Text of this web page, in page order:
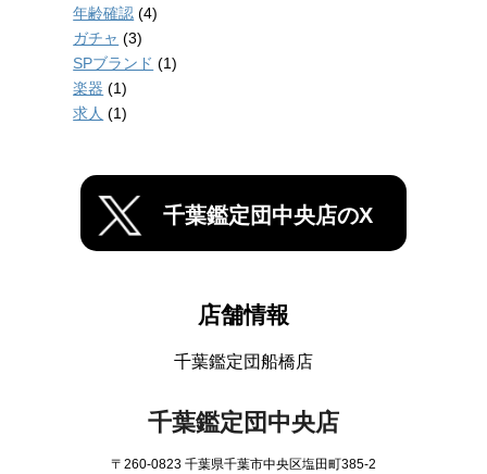
年齢確認 (4)
ガチャ (3)
SPブランド (1)
楽器 (1)
求人 (1)
千葉鑑定団中央店のX
店舗情報
千葉鑑定団船橋店
千葉鑑定団中央店
〒260-0823 千葉県千葉市中央区塩田町385-2